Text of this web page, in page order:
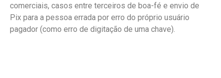
comerciais, casos entre terceiros de boa-fé e envio de
Pix para a pessoa errada por erro do próprio usuário
pagador (como erro de digitação de uma chave).